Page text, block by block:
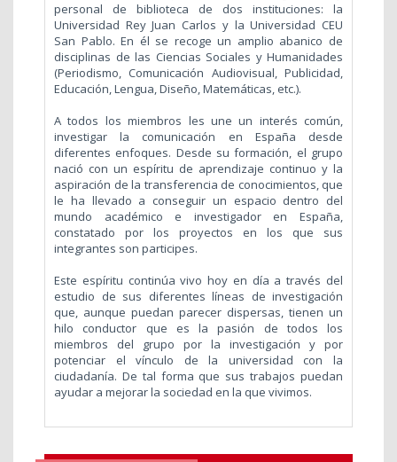
personal de biblioteca de dos instituciones: la
Universidad Rey Juan Carlos y la Universidad CEU
San Pablo. En él se recoge un amplio abanico de
disciplinas de las Ciencias Sociales y Humanidades
(Periodismo, Comunicación Audiovisual, Publicidad,
Educación, Lengua, Diseño, Matemáticas, etc.).
A todos los miembros les une un interés común,
investigar la comunicación en España desde
diferentes enfoques. Desde su formación, el grupo
nació con un espíritu de aprendizaje continuo y la
aspiración de la transferencia de conocimientos, que
le ha llevado a conseguir un espacio dentro del
mundo académico e investigador en España,
constatado por los proyectos en los que sus
integrantes son participes.
Este espíritu continúa vivo hoy en día a través del
estudio de sus diferentes líneas de investigación
que, aunque puedan parecer dispersas, tienen un
hilo conductor que es la pasión de todos los
miembros del grupo por la investigación y por
potenciar el vínculo de la universidad con la
ciudadanía. De tal forma que sus trabajos puedan
ayudar a mejorar la sociedad en la que vivimos.